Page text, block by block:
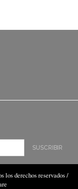
SUSCRIBIR
derechos reservados /